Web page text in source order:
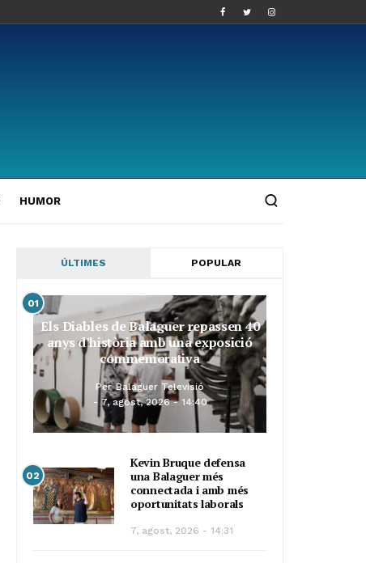
HUMOR
ÚLTIMES POPULAR
01
Els Diables de Balaguer repassen 40
anys d’història amb una exposició
commemorativa
Per Balaguer Televisió
7, agost, 2026 - 14:40
02
Kevin Bruque defensa
una Balaguer més
connectada i amb més
oportunitats laborals
7, agost, 2026 - 14:31